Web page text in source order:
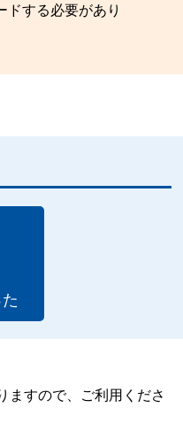
する必要があり
ますので、ご利用くださ